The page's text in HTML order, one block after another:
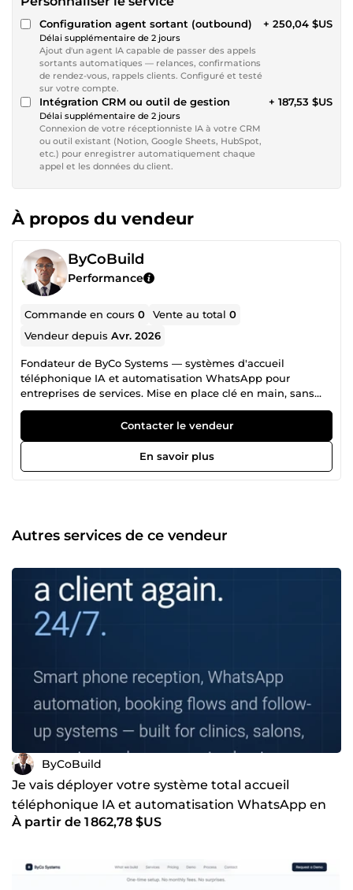
Configuration agent sortant (outbound)
Délai supplémentaire de 2 jours
Ajout d'un agent IA capable de passer des appels
sortants automatiques — relances, confirmations
de rendez-vous, rappels clients. Configuré et testé
sur votre compte.
+ 250,04 $US
Intégration CRM ou outil de gestion
Délai supplémentaire de 2 jours
Connexion de votre réceptionniste IA à votre CRM
ou outil existant (Notion, Google Sheets, HubSpot,
etc.) pour enregistrer automatiquement chaque
appel et les données du client.
+ 187,53 $US
À propos du vendeur
ByCoBuild
Performance
Commande en cours0 Vente au total0
Vendeur depuisAvr. 2026
Fondateur de ByCo Systems — systèmes d'accueil
téléphonique IA et automatisation WhatsApp pour
entreprises de services. Mise en place clé en main, sans
abonnement.
Contacter le vendeur
En savoir plus
Autres services de ce vendeur
ByCoBuild
Je vais déployer votre système total accueil
téléphonique IA et automatisation WhatsApp en
moins de 10 jours
À partir de 1 862,78 $US